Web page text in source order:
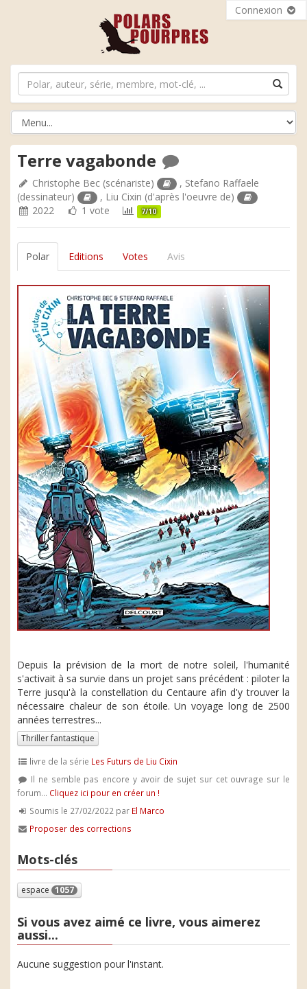
Connexion
Terre vagabonde
Christophe Bec (scénariste) , Stefano Raffaele
(dessinateur)
, Liu Cixin (d'après l'oeuvre de)
2022
1 vote 7/10
Polar Editions Votes Avis
Depuis la prévision de la mort de notre soleil, l'humanité
s'activait à sa survie dans un projet sans précédent : piloter la
Terre jusqu'à la constellation du Centaure afin d'y trouver la
nécessaire chaleur de son étoile. Un voyage long de 2500
années terrestres...
Thriller fantastique
livre de la série Les Futurs de Liu Cixin
Il ne semble pas encore y avoir de sujet sur cet ouvrage sur le
forum... Cliquez ici pour en créer un !
Soumis le 27/02/2022 par El Marco
Proposer des corrections
Mots-clés
espace 1057
Si vous avez aimé ce livre, vous aimerez
aussi...
Aucune suggestion pour l'instant.